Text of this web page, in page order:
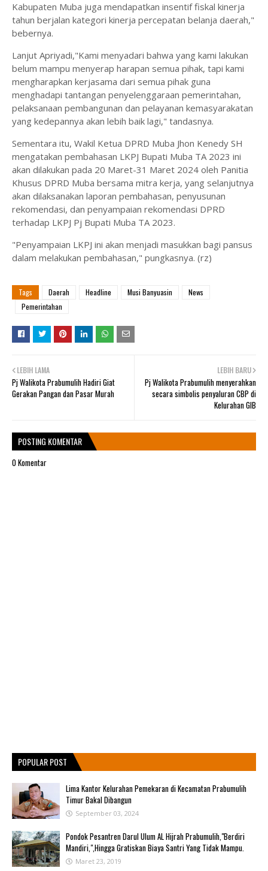
Kabupaten Muba juga mendapatkan insentif fiskal kinerja
tahun berjalan kategori kinerja percepatan belanja daerah,"
bebernya.
Lanjut Apriyadi,"Kami menyadari bahwa yang kami lakukan
belum mampu menyerap harapan semua pihak, tapi kami
mengharapkan kerjasama dari semua pihak guna
menghadapi tantangan penyelenggaraan pemerintahan,
pelaksanaan pembangunan dan pelayanan kemasyarakatan
yang kedepannya akan lebih baik lagi," tandasnya.
Sementara itu, Wakil Ketua DPRD Muba Jhon Kenedy SH
mengatakan pembahasan LKPJ Bupati Muba TA 2023 ini
akan dilakukan pada 20 Maret-31 Maret 2024 oleh Panitia
Khusus DPRD Muba bersama mitra kerja, yang selanjutnya
akan dilaksanakan laporan pembahasan, penyusunan
rekomendasi, dan penyampaian rekomendasi DPRD
terhadap LKPJ Pj Bupati Muba TA 2023.
"Penyampaian LKPJ ini akan menjadi masukkan bagi pansus
dalam melakukan pembahasan," pungkasnya. (rz)
Tags Daerah Headline Musi Banyuasin
News
Pemerintahan
LEBIH BARU
Pj Walikota Prabumulih menyerahkan
secara simbolis penyaluran CBP di
Kelurahan GIB
LEBIH LAMA
Pj Walikota Prabumulih Hadiri Giat
Gerakan Pangan dan Pasar Murah
POSTING KOMENTAR
0 Komentar
POPULAR POST
Lima Kantor Kelurahan Pemekaran di Kecamatan Prabumulih
Timur Bakal Dibangun
September 03, 2024
Pondok Pesantren Darul Ulum AL Hijrah Prabumulih,"Berdiri
Mandiri,",Hingga Gratiskan Biaya Santri Yang Tidak Mampu.
Maret 23, 2019